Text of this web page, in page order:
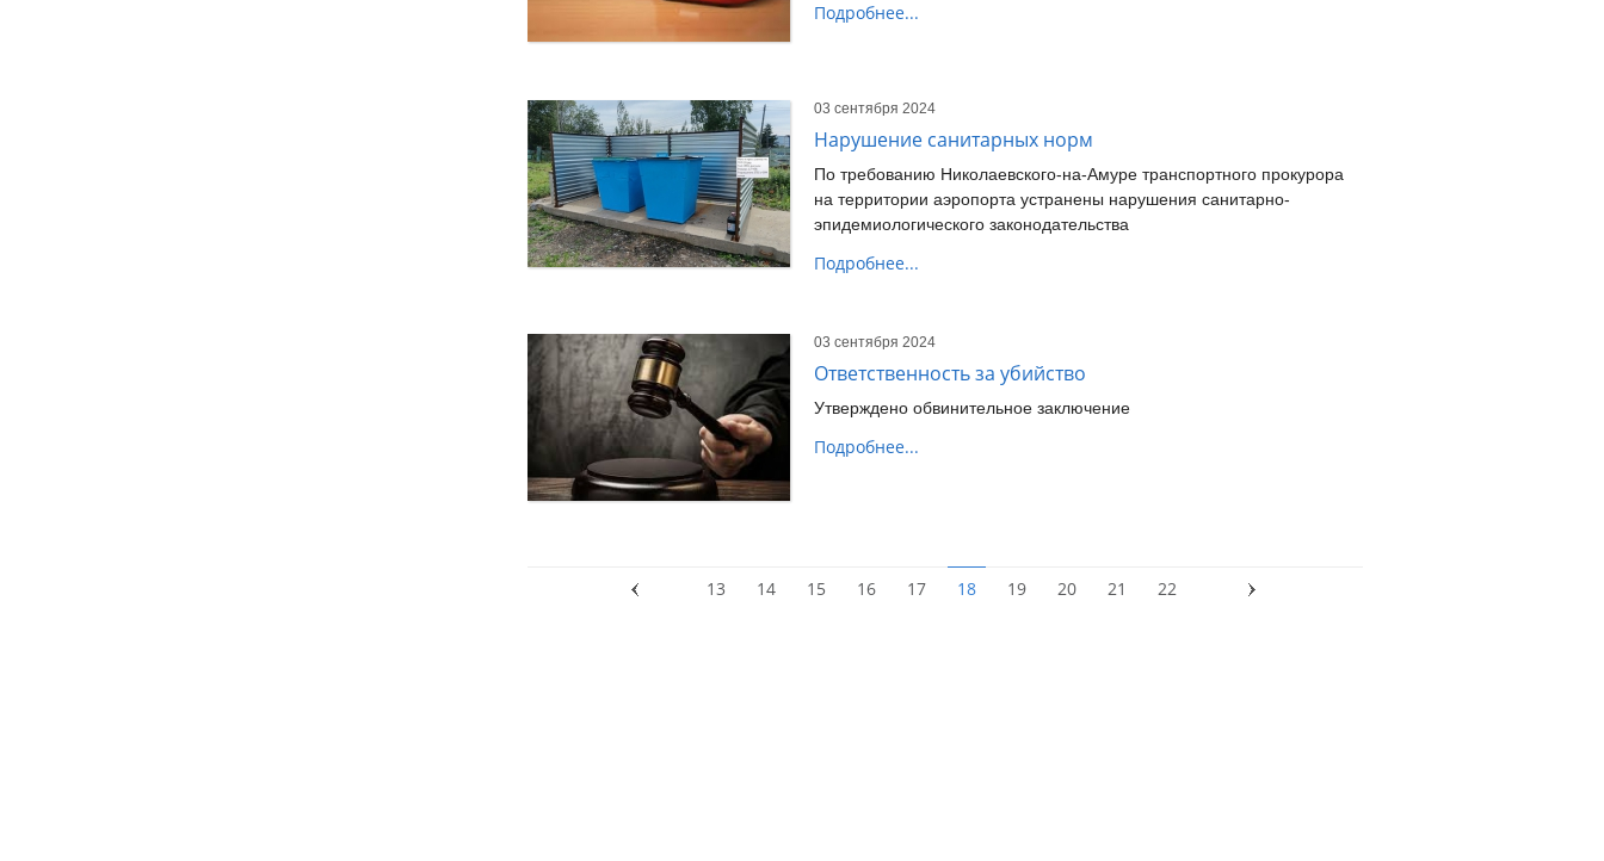
Подробнее...
03 сентября 2024
Нарушение санитарных норм
По требованию Николаевского-на-Амуре транспортного прокурора
на территории аэропорта устранены нарушения санитарно-
эпидемиологического законодательства
Подробнее...
03 сентября 2024
Ответственность за убийство
Утверждено обвинительное заключение
Подробнее...
13 14 15 16 17 18 19 20 21 22